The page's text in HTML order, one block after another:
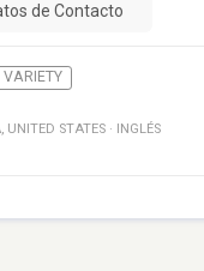
de Contacto
VARIETY
, UNITED STATES · INGLÉS